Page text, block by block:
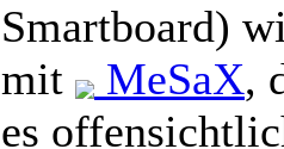
Smartboard)
mit
MeSaX,
es